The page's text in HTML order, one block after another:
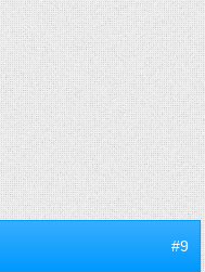
#9